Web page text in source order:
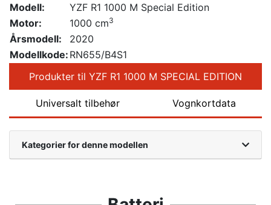
Modell:
YZF R1 1000 M Special Edition
Motor:
1000 cm3
Årsmodell:
2020
Modellkode: RN655/B4S1
Produkter til YZF R1 1000 M SPECIAL EDITION
Universalt tilbehør Vognkortdata
Kategorier for denne modellen